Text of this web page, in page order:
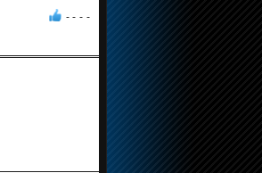
- - - -